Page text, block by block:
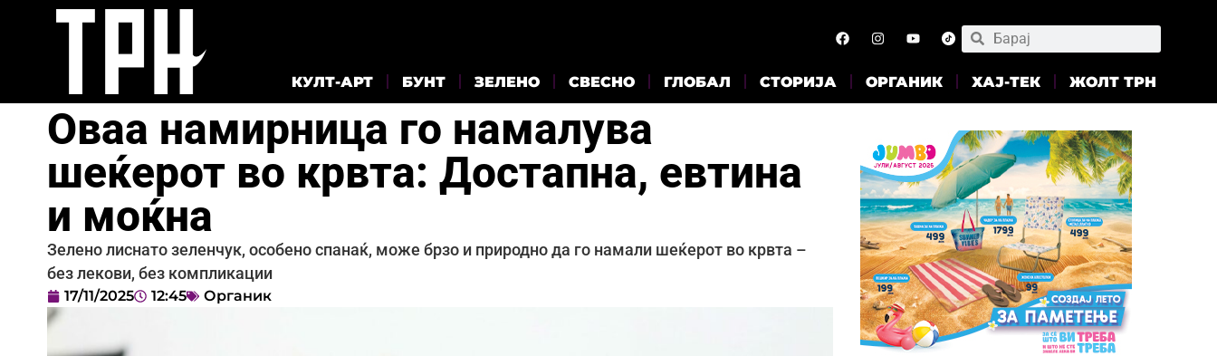
КУЛТ-АРТ БУНТ ЗЕЛЕНО СВЕСНО ГЛОБАЛ СТОРИЈА ОРГАНИК ХАЈ-ТЕК ЖОЛТ ТРН
Оваа намирница го намалува
шеќерот во крвта: Достапна, евтина
и моќна
Зелено лиснато зеленчук, особено спанаќ, може брзо и природно да го намали шеќерот во крвта –
без лекови, без компликации
17/11/2025 12:45 Органик